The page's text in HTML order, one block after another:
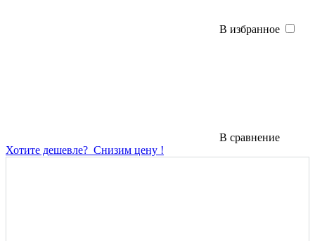
В избранное
В сравнение
Хотите дешевле? Снизим цену !